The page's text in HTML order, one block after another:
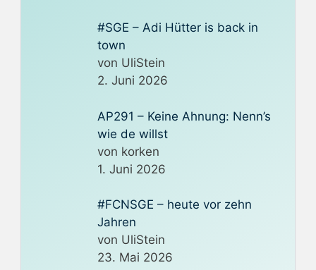
#SGE – Adi Hütter is back in
town
von UliStein
2. Juni 2026
AP291 – Keine Ahnung: Nenn’s
wie de willst
von korken
1. Juni 2026
#FCNSGE – heute vor zehn
Jahren
von UliStein
23. Mai 2026